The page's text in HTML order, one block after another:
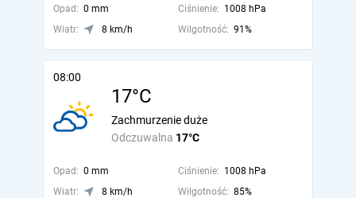
Opad: 0 mm Ciśnienie: 1008 hPa
Wiatr:
8 km/h Wilgotność: 91%
08:00
17°C
Odczuwalna 17°C
Zachmurzenie duże
Opad: 0 mm Ciśnienie: 1008 hPa
Wiatr:
8 km/h Wilgotność: 85%